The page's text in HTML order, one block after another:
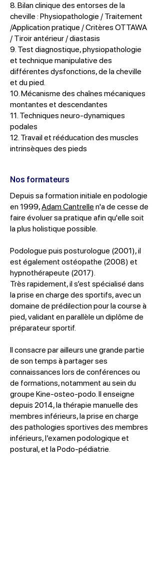
8. Bilan clinique des entorses de la
cheville : Physiopathologie / Traitement
/Application pratique / Critères OTTAWA
/ Tiroir antérieur / diastasis
9. Test diagnostique, physiopathologie
et technique manipulative des
différentes dysfonctions, de la cheville
et du pied.
10. Mécanisme des chaînes mécaniques
montantes et descendantes
11. Techniques neuro-dynamiques
podales
12. Travail et rééducation des muscles
intrinsèques des pieds
Nos formateurs
Depuis sa formation initiale en podologie
en 1999,Adam Cantrelle n'a de cesse de
faire évoluer sa pratique afin qu'elle soit
la plus holistique possible.
Podologue puis posturologue (2001), il
est également ostéopathe (2008) et
hypnothérapeute (2017).
Très rapidement, il s’est spécialisé dans
la prise en charge des sportifs, avec un
domaine de prédilection pour la course à
pied, validant en parallèle un diplôme de
préparateur sportif.
Il consacre par ailleurs une grande partie
de son temps à partager ses
connaissances lors de conférences ou
de formations, notamment au sein du
groupe Kine-osteo-podo. Il enseigne
depuis 2014, la thérapie manuelle des
membres inférieurs, la prise en charge
des pathologies sportives des membres
inférieurs, l’examen podologique et
postural, et la Podo-pédiatrie.